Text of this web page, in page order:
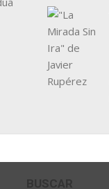
BUSCAR